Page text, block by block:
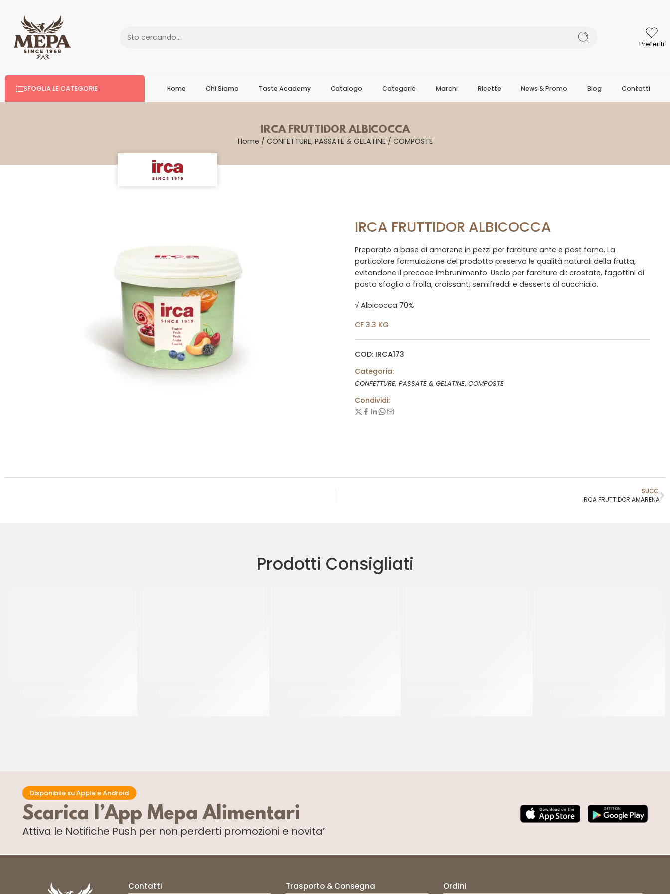
Preferiti
SFOGLIA LE CATEGORIE Home Chi Siamo Taste Academy Catalogo Categorie Marchi Ricette News & Promo Blog Contatti
IRCA FRUTTIDOR ALBICOCCA
Home / CONFETTURE, PASSATE & GELATINE/ COMPOSTE
IRCA FRUTTIDOR ALBICOCCA
Preparato a base di amarene in pezzi per farciture ante e post forno. La
particolare formulazione del prodotto preserva le qualità naturali della frutta,
evitandone il precoce imbrunimento. Usalo per farciture di: crostate, fagottini di
pasta sfoglia o frolla, croissant, semifreddi e desserts al cucchiaio.
√ Albicocca 70%
CF 3.3 KG
COD: IRCA173
Categoria:
CONFETTURE, PASSATE & GELATINE, COMPOSTE
Condividi:
SUCC.
IRCA FRUTTIDOR AMARENA
Prodotti Consigliati
Disponibile su Apple e Android
Scarica l’App Mepa Alimentari
Attiva le Notifiche Push per non perderti promozioni e novita’
Contatti Trasporto & Consegna Ordini